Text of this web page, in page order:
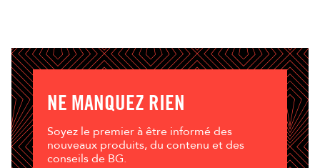
NE MANQUEZ RIEN
Soyez le premier à être informé des
nouveaux produits, du contenu et des
conseils de BG.